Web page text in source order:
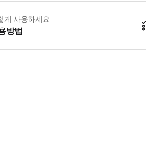
국경을 넘을 수 있으니 여권은 반드시 지참하세요
게 사용하세요
방법